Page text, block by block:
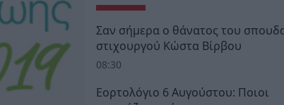
Σαν σήμερα ο θάνατος του
στιχουργού Κώστα Βίρβου
08:30
Εορτολόγιο 6 Αυγούστου: Ποιοι